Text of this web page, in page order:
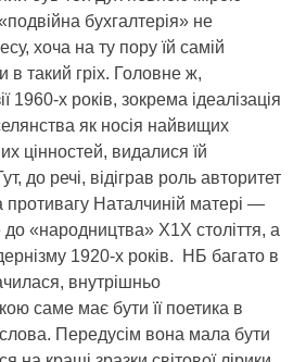
бухгалтерія» не
хоча на ту пору їй самій
в такий гріх. Головне ж,
1960-х років, зокрема ідеалізація
як носія найвищих
цінностей, видалися їй
до речі, відіграв роль авторитет
противагу Наталчиній матері —
«народництва» Х1Х століття, а
1920-х років. НБ багато в
внутрішньо
саме має бути її поетика в
Передусім вона мала бути